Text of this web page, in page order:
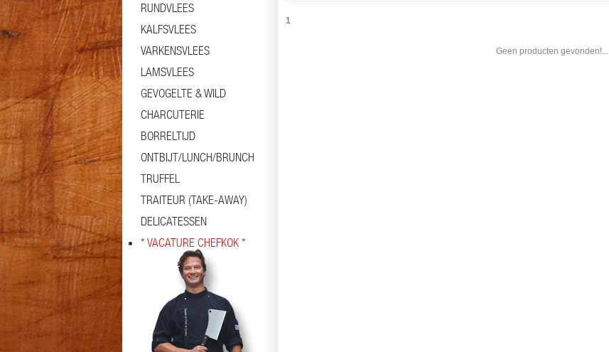
RUNDVLEES
KALFSVLEES
VARKENSVLEES
LAMSVLEES
GEVOGELTE & WILD
CHARCUTERIE
BORRELTIJD
ONTBIJT/LUNCH/BRUNCH
TRUFFEL
TRAITEUR (TAKE-AWAY)
DELICATESSEN
* VACATURE CHEFKOK *
Geen producten gevonden!...
1